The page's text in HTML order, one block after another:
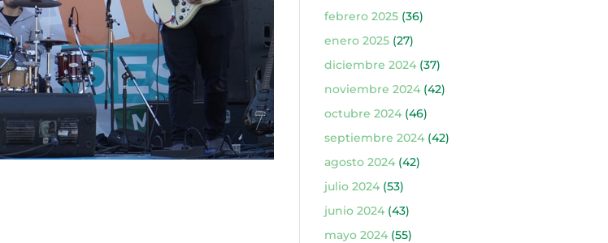
febrero 2025(36)
enero 2025(27)
diciembre 2024(37)
noviembre 2024(42)
octubre 2024(46)
septiembre 2024(42)
agosto 2024(42)
julio 2024(53)
junio 2024(43)
mayo 2024(55)